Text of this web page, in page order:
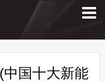
国十大新能